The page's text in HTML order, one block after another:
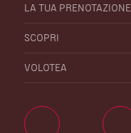
LA TUA PRENOTAZIONE
SCOPRI
VOLOTEA